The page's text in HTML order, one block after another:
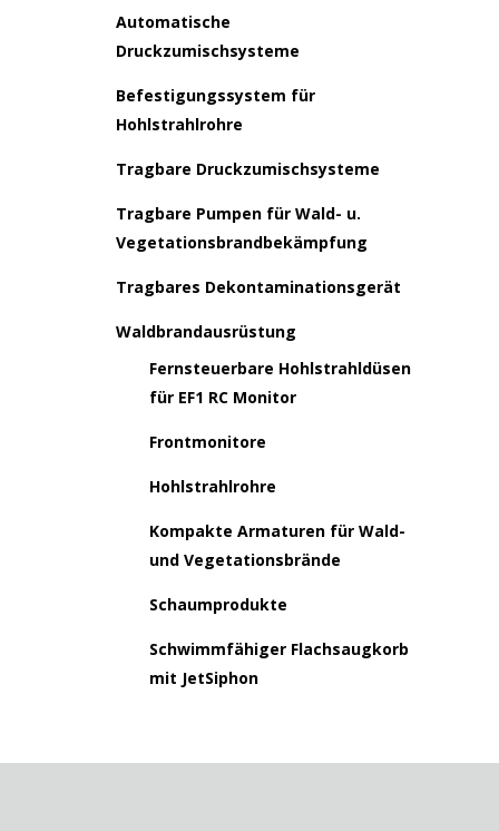
Automatische
Druckzumischsysteme
Befestigungssystem für
Hohlstrahlrohre
Tragbare Druckzumischsysteme
Tragbare Pumpen für Wald- u.
Vegetationsbrandbekämpfung
Tragbares Dekontaminationsgerät
Waldbrandausrüstung
Fernsteuerbare Hohlstrahldüsen
für EF1 RC Monitor
Frontmonitore
Hohlstrahlrohre
Kompakte Armaturen für Wald-
und Vegetationsbrände
Schaumprodukte
Schwimmfähiger Flachsaugkorb
mit JetSiphon